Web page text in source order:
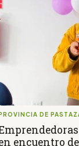
DE
encuentro